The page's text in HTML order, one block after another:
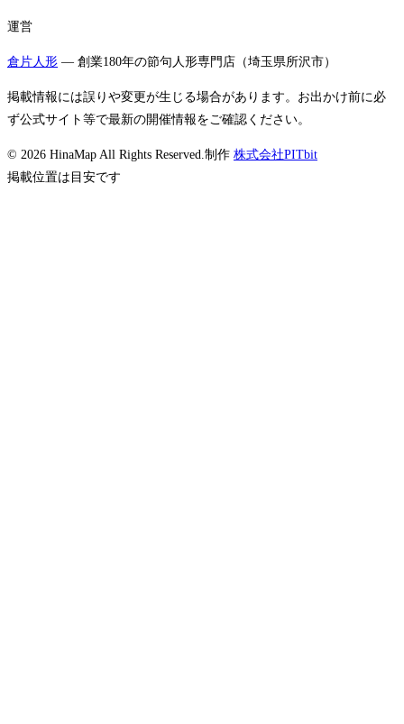
運営
倉片人形 — 創業180年の節句人形専門店（埼玉県所沢市）
掲載情報には誤りや変更が生じる場合があります。お出かけ前に必
ず公式サイト等で最新の開催情報をご確認ください。
© 2026 HinaMap All Rights Reserved.制作 株式会社PITbit
掲載位置は目安です